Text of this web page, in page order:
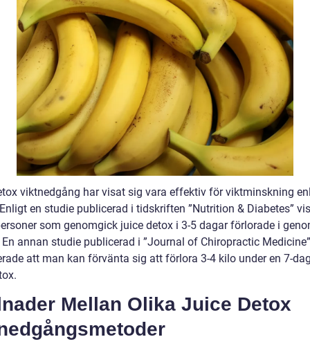
viktnedgång har visat sig vara effektiv för viktminskning
en studie publicerad i tidskriften ”Nutrition & Diabetes”
som genomgick juice detox i 3-5 dagar förlorade i
annan studie publicerad i ”Journal of Chiropractic Medicine”
att man kan förvänta sig att förlora 3-4 kilo under en 7-
Mellan Olika Juice Detox